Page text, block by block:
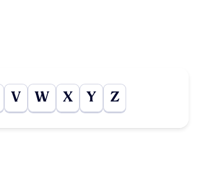
V W X Y Z